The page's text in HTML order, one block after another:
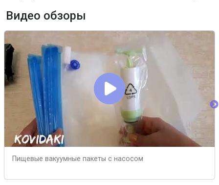
Видео обзоры
Пищевые вакуумные пакеты с насосом